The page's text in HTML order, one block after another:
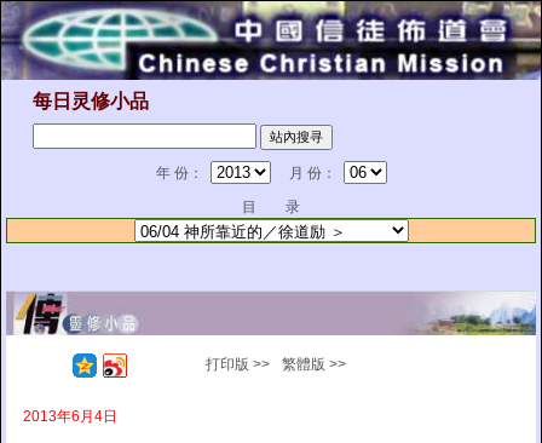
每日灵修小品
年 份：
月 份：
目 录
打印版 >> 繁體版 >>
2013年6月4日